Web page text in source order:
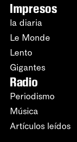
Impresos
la diaria
Le Monde
Lento
Gigantes
Radio
Periodismo
Música
Artículos leídos